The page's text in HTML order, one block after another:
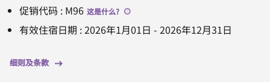
促销代码 : M96 这是什么?
有效住宿日期 :2026年1月01日 - 2026年12月31日
细则及条款